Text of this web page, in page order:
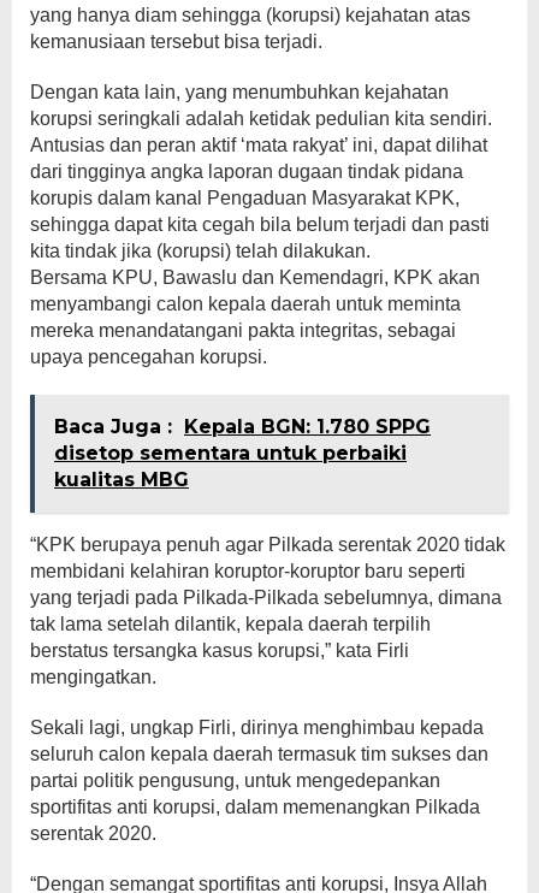
yang hanya diam sehingga (korupsi) kejahatan atas
kemanusiaan tersebut bisa terjadi.
Dengan kata lain, yang menumbuhkan kejahatan
korupsi seringkali adalah ketidak pedulian kita sendiri.
Antusias dan peran aktif ‘mata rakyat’ ini, dapat dilihat
dari tingginya angka laporan dugaan tindak pidana
korupis dalam kanal Pengaduan Masyarakat KPK,
sehingga dapat kita cegah bila belum terjadi dan pasti
kita tindak jika (korupsi) telah dilakukan.
Bersama KPU, Bawaslu dan Kemendagri, KPK akan
menyambangi calon kepala daerah untuk meminta
mereka menandatangani pakta integritas, sebagai
upaya pencegahan korupsi.
Baca Juga : Kepala BGN: 1.780 SPPG
disetop sementara untuk perbaiki
kualitas MBG
“KPK berupaya penuh agar Pilkada serentak 2020 tidak
membidani kelahiran koruptor-koruptor baru seperti
yang terjadi pada Pilkada-Pilkada sebelumnya, dimana
tak lama setelah dilantik, kepala daerah terpilih
berstatus tersangka kasus korupsi,” kata Firli
mengingatkan.
Sekali lagi, ungkap Firli, dirinya menghimbau kepada
seluruh calon kepala daerah termasuk tim sukses dan
partai politik pengusung, untuk mengedepankan
sportifitas anti korupsi, dalam memenangkan Pilkada
serentak 2020.
“Dengan semangat sportifitas anti korupsi, Insya Allah